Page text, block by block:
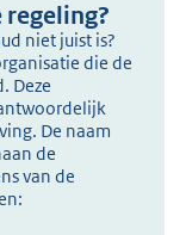
regeling?
niet juist is?
die de
Deze
De naam
de
van de